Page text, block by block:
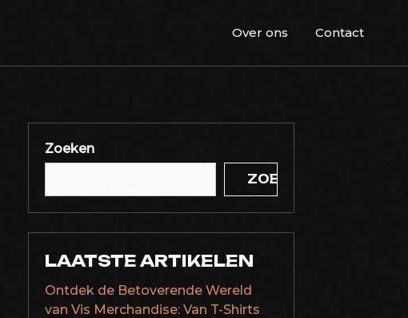
Over ons Contact
Zoeken
ZOEKEN
LAATSTE ARTIKELEN
Ontdek de Betoverende Wereld
van Vis Merchandise: Van T-Shirts